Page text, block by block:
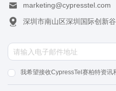
marketing@cypresstel.com
深圳市南山区深圳国际创新
我希望接收CypressTel赛柏特资讯